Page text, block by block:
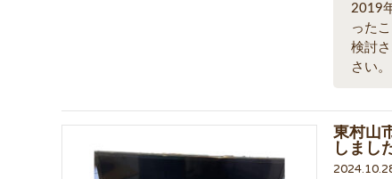
2019
った
検討
さい。
東村山
しまし